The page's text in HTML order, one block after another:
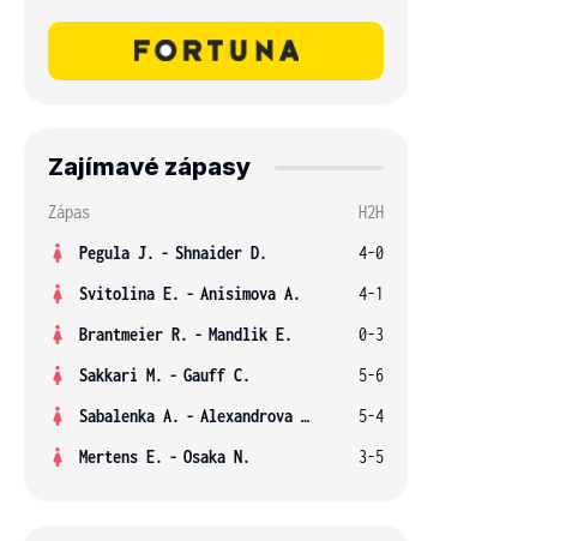
Zajímavé zápasy
Zápas
H2H
Pegula J. - Shnaider D.
4-0
Svitolina E. - Anisimova A.
4-1
Brantmeier R. - Mandlik E.
0-3
Sakkari M. - Gauff C.
5-6
Sabalenka A. - Alexandrova E.
5-4
Mertens E. - Osaka N. 3-5